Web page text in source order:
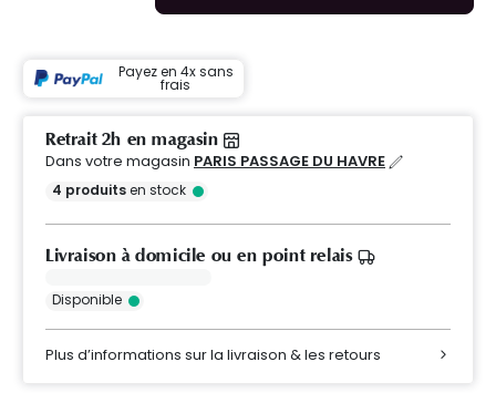
Payez en 4x sans
frais
Retrait 2h en magasin
Dans votre magasin PARIS PASSAGE DU HAVRE
4 produitsen stock
Livraison à domicile ou en point relais
Disponible
Plus d’informations sur la livraison & les retours